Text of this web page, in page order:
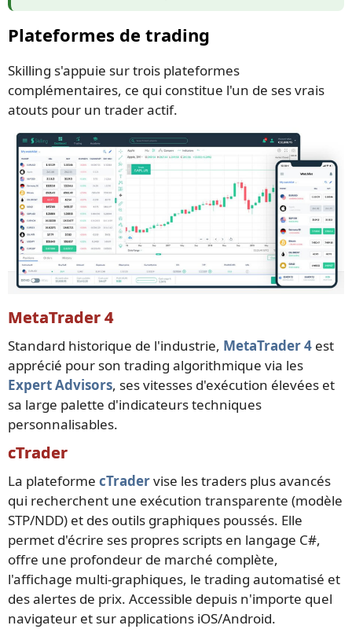
Plateformes de trading
Skilling s'appuie sur trois plateformes
complémentaires, ce qui constitue l'un de ses vrais
atouts pour un trader actif.
MetaTrader 4
Standard historique de l'industrie, MetaTrader 4 est
apprécié pour son trading algorithmique via les
Expert Advisors, ses vitesses d'exécution élevées et
sa large palette d'indicateurs techniques
personnalisables.
cTrader
La plateforme cTradervise les traders plus avancés
qui recherchent une exécution transparente (modèle
STP/NDD) et des outils graphiques poussés. Elle
permet d'écrire ses propres scripts en langage C#,
offre une profondeur de marché complète,
l'affichage multi-graphiques, le trading automatisé et
des alertes de prix. Accessible depuis n'importe quel
navigateur et sur applications iOS/Android.